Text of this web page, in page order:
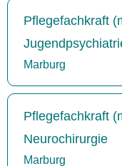
Pflegefachkraft
Marburg
Pflegefachkraft
Neurochirurgie
Marburg